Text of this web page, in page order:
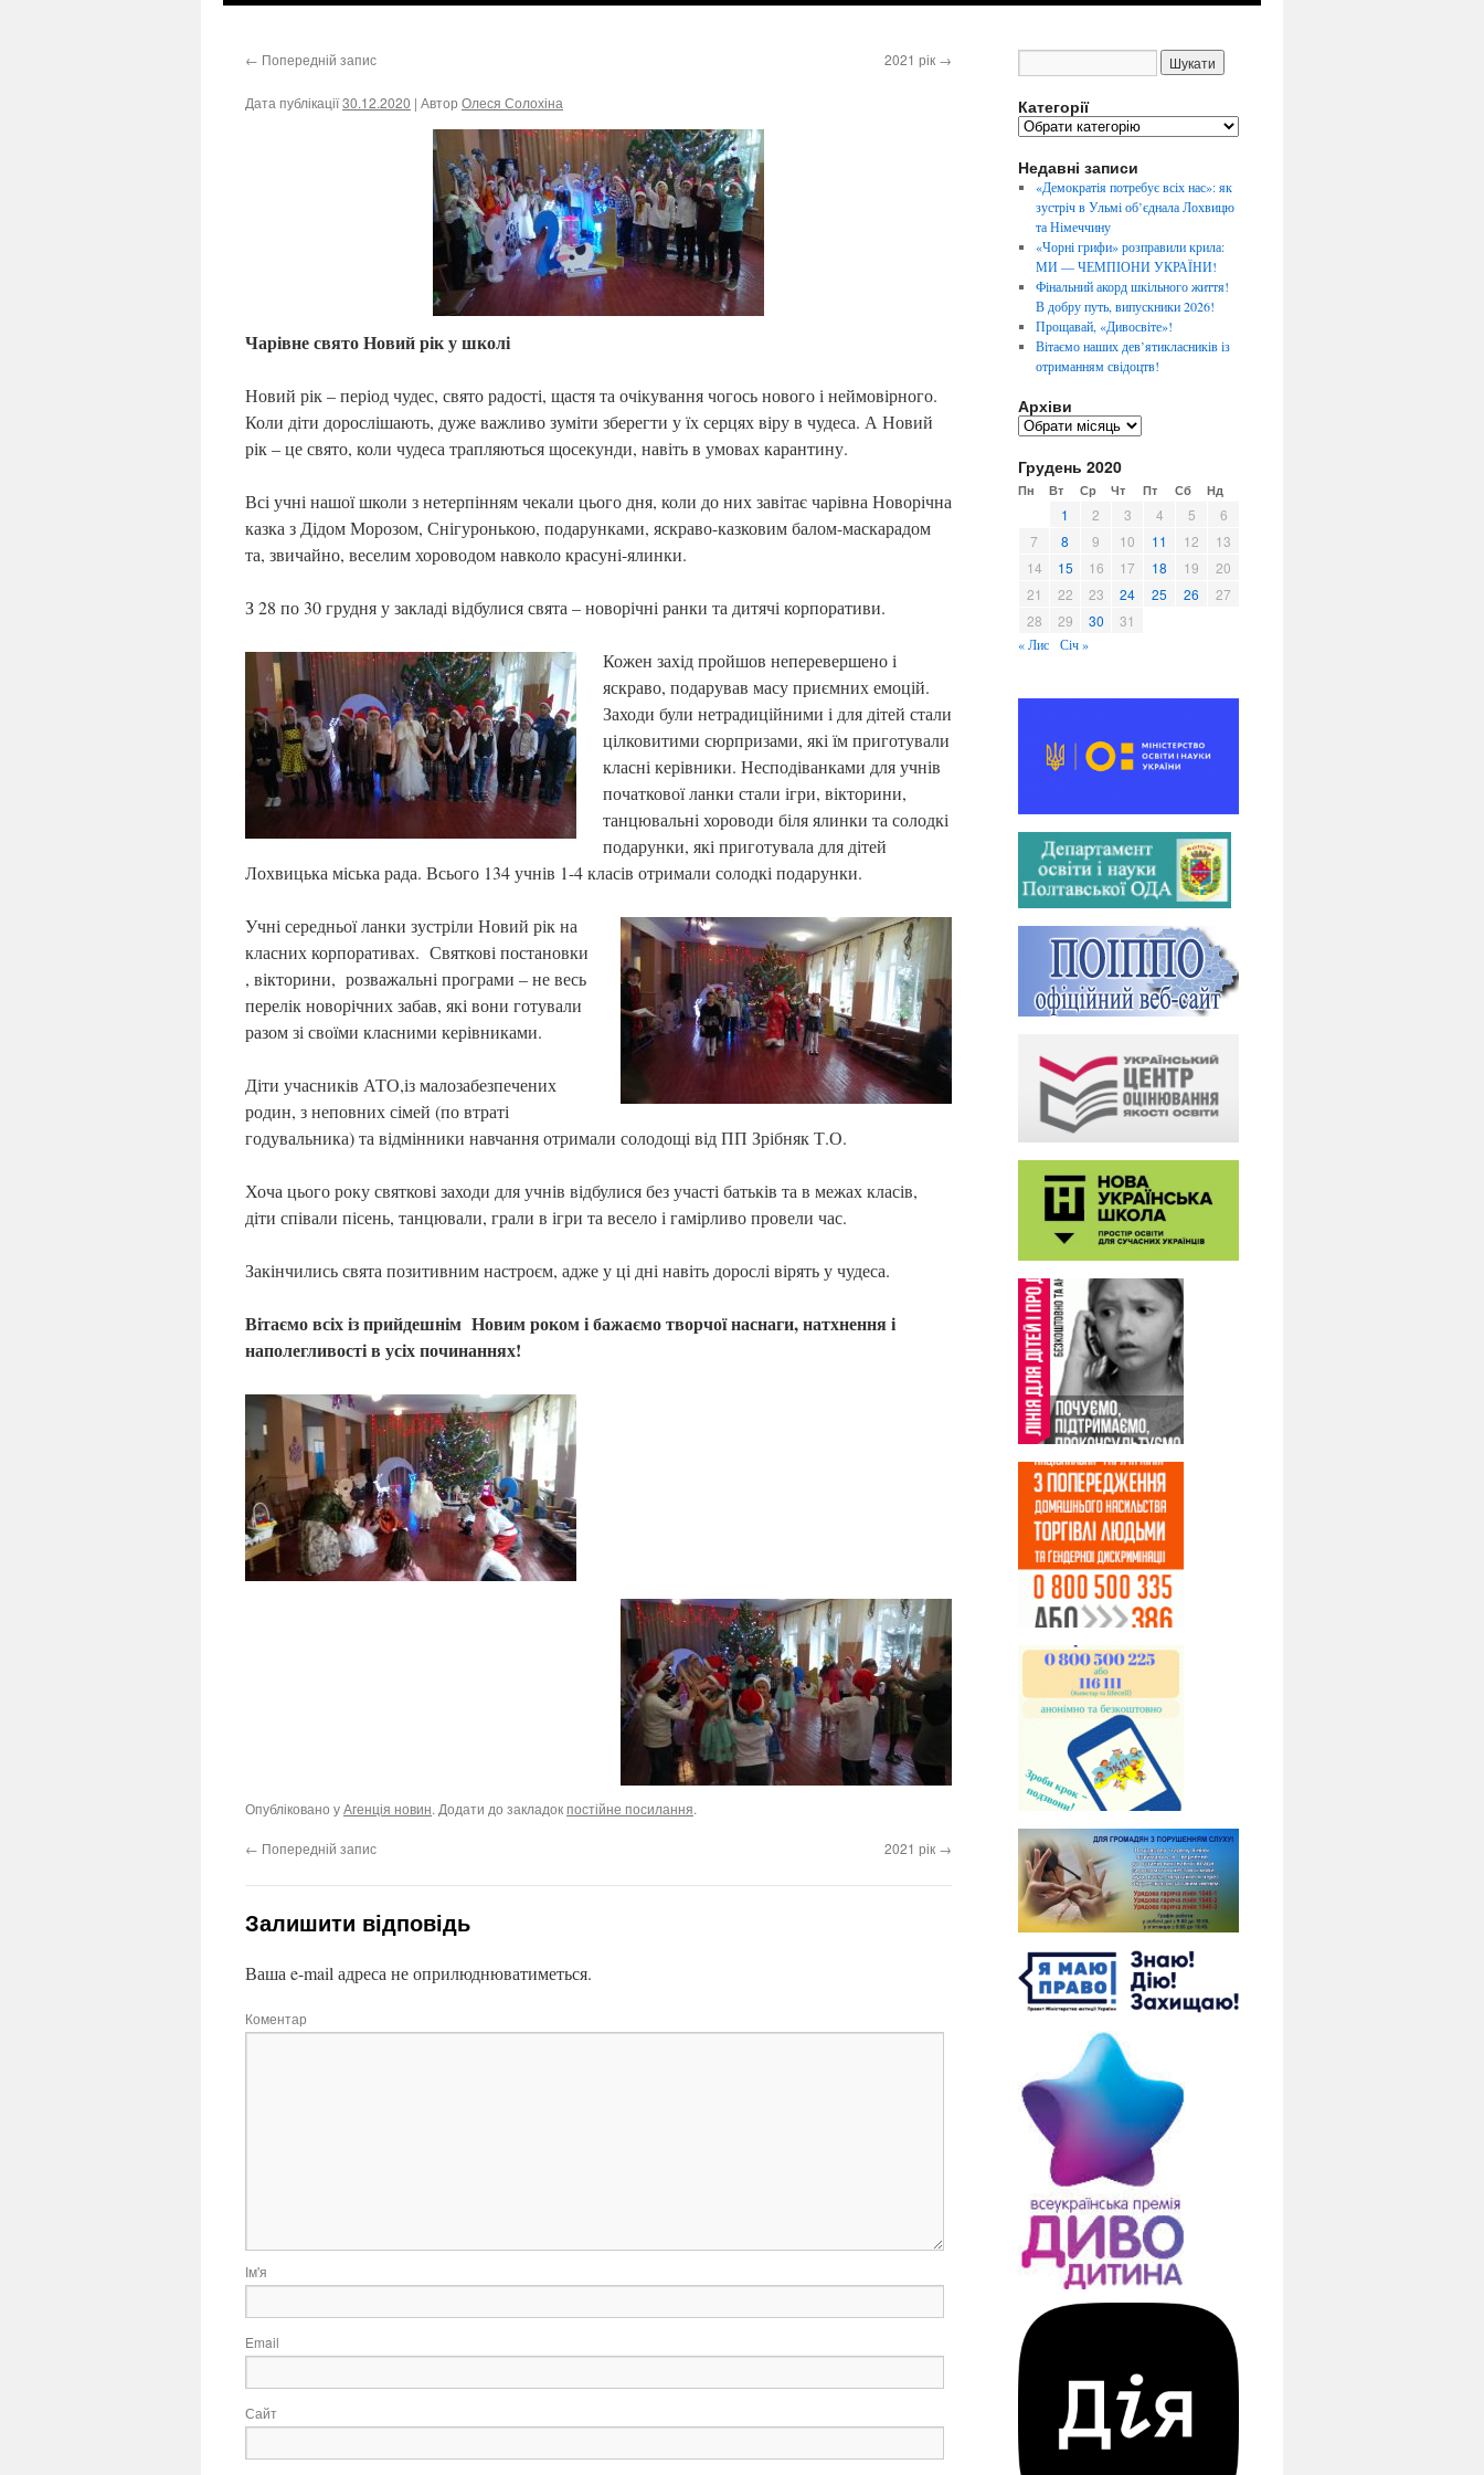
← Попередній запис 2021 рік →
Дата публікації30.12.2020 | Автор Олеся Солохіна
Чарівне свято Новий рік у школі
Новий рік – період чудес, свято радості, щастя та очікування чогось нового і неймовірного.
Коли діти дорослішають, дуже важливо зуміти зберегти у їх серцях віру в чудеса. А Новий
рік – це свято, коли чудеса трапляються щосекунди, навіть в умовах карантину.
Всі учні нашої школи з нетерпінням чекали цього дня, коли до них завітає чарівна Новорічна
казка з Дідом Морозом, Снігуронькою, подарунками, яскраво-казковим балом-маскарадом
та, звичайно, веселим хороводом навколо красуні-ялинки.
З 28 по 30 грудня у закладі відбулися свята – новорічні ранки та дитячі корпоративи.
Кожен захід пройшов неперевершено і
яскраво, подарував масу приємних емоцій.
Заходи були нетрадиційними і для дітей стали
цілковитими сюрпризами, які їм приготували
класні керівники. Несподіванками для учнів
початкової ланки стали ігри, вікторини,
танцювальні хороводи біля ялинки та солодкі
подарунки, які приготувала для дітей
Лохвицька міська рада. Всього 134 учнів 1-4 класів отримали солодкі подарунки.
Учні середньої ланки зустріли Новий рік на
класних корпоративах. Святкові постановки
, вікторини, розважальні програми – не весь
перелік новорічних забав, які вони готували
разом зі своїми класними керівниками.
Діти учасників АТО,із малозабезпечених
родин, з неповних сімей (по втраті
годувальника) та відмінники навчання отримали солодощі від ПП Зрібняк Т.О.
Хоча цього року святкові заходи для учнів відбулися без участі батьків та в межах класів,
діти співали пісень, танцювали, грали в ігри та весело і гамірливо провели час.
Закінчились свята позитивним настроєм, адже у ці дні навіть дорослі вірять у чудеса.
Вітаємо всіх із прийдешнім Новим роком і бажаємо творчої наснаги, натхнення і
наполегливості в усіх починаннях!
Опубліковано уАгенція новин. Додати до закладокпостійне посилання.
← Попередній запис 2021 рік →
Залишити відповідь
Ваша e-mail адреса не оприлюднюватиметься.
Коментар
Ім'я
Email
Сайт
Категорії
К
т
е
р
ї
Недавні записи
«Демократія потребує всіх нас»: як
зустріч в Ульмі об’єднала Лохвицю
та Німеччину
«Чорні грифи» розправили крила:
МИ — ЧЕМПІОНИ УКРАЇНИ!
Фінальний акорд шкільного життя!
В добру путь, випускники 2026!
Прощавай, «Дивосвіте»!
Вітаємо наших дев’ятикласників із
отриманням свідоцтв!
Архіви
А
х
і
Грудень 2020
Пн Вт Ср Чт Пт Сб Нд
1 2 3 4 5
6
7
8 9 10 11 12
13
14
15 16 17 18 19
20
21
22 23 24 25 26
27
28
29 30 31
« Лис Січ »